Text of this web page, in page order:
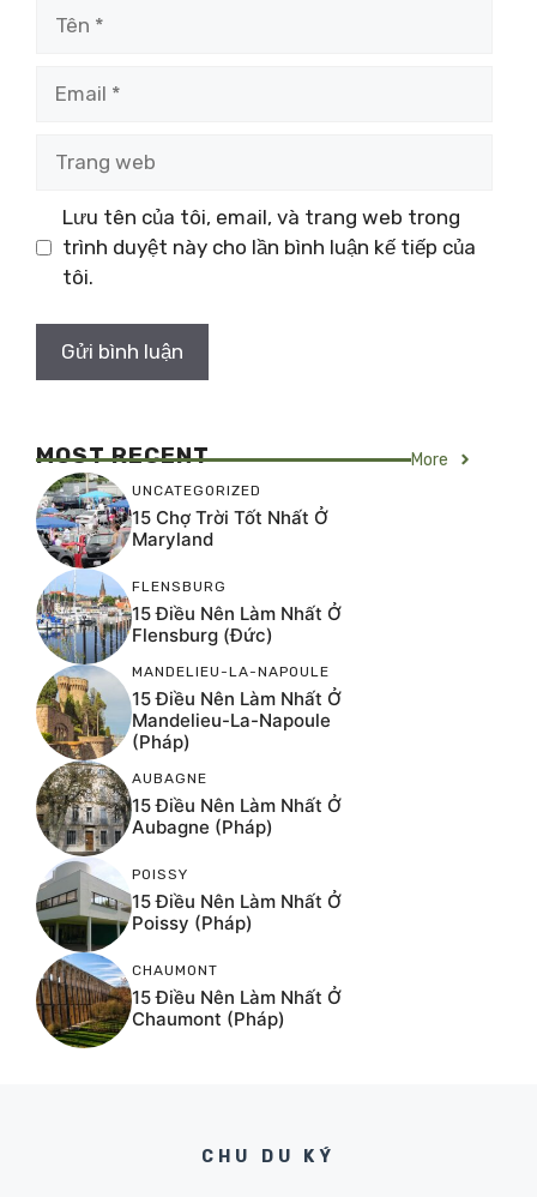
Lưu tên của tôi, email, và trang web trong
trình duyệt này cho lần bình luận kế tiếp của
tôi.
MOST RECENT More
UNCATEGORIZED
15 Chợ Trời Tốt Nhất Ở
Maryland
FLENSBURG
15 Điều Nên Làm Nhất Ở
Flensburg (Đức)
MANDELIEU-LA-NAPOULE
15 Điều Nên Làm Nhất Ở
Mandelieu-La-Napoule
(Pháp)
AUBAGNE
15 Điều Nên Làm Nhất Ở
Aubagne (Pháp)
POISSY
15 Điều Nên Làm Nhất Ở
Poissy (Pháp)
CHAUMONT
15 Điều Nên Làm Nhất Ở
Chaumont (Pháp)
CHU DU KÝ